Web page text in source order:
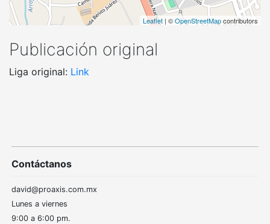
Leaflet | ©OpenStreetMapcontributors
Publicación original
Liga original: Link
Contáctanos
david@proaxis.com.mx
Lunes a viernes
9:00 a 6:00 pm.